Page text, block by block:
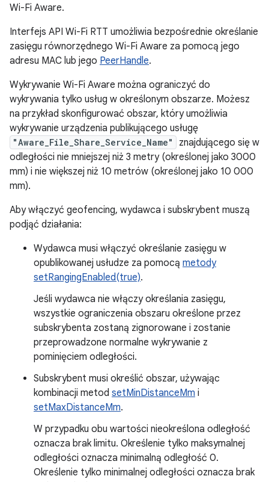
Wi-Fi Aware.
Interfejs API Wi-Fi RTT umożliwia bezpośrednie określanie
zasięgu równorzędnego Wi-Fi Aware za pomocą jego
adresu MAC lub jego PeerHandle.
Wykrywanie Wi-Fi Aware można ograniczyć do
wykrywania tylko usług w określonym obszarze. Możesz
na przykład skonfigurować obszar, który umożliwia
wykrywanie urządzenia publikującego usługę
"Aware_File_Share_Service_Name"
znajdującego się w
odległości nie mniejszej niż 3 metry (określonej jako 3000
mm) i nie większej niż 10 metrów (określonej jako 10 000
mm).
Aby włączyć geofencing, wydawca i subskrybent muszą
podjąć działania:
Wydawca musi włączyć określanie zasięgu w
opublikowanej usłudze za pomocą metody
setRangingEnabled(true).
Jeśli wydawca nie włączy określania zasięgu,
wszystkie ograniczenia obszaru określone przez
subskrybenta zostaną zignorowane i zostanie
przeprowadzone normalne wykrywanie z
pominięciem odległości.
Subskrybent musi określić obszar, używając
kombinacji metod setMinDistanceMm i
setMaxDistanceMm.
W przypadku obu wartości nieokreślona odległość
oznacza brak limitu. Określenie tylko maksymalnej
odległości oznacza minimalną odległość 0.
Określenie tylko minimalnej odległości oznacza brak